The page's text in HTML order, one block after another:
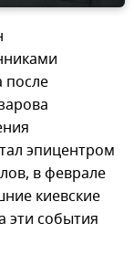
после
эпицентром
в феврале
киевские
эти события